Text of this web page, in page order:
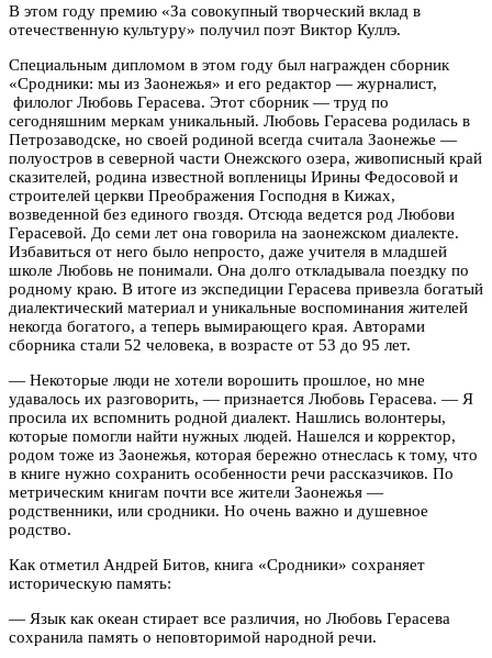
В этом году премию «За совокупный творческий вклад в
отечественную культуру» получил поэт Виктор Куллэ.
Специальным дипломом в этом году был награжден сборник
«Сродники: мы из Заонежья» и его редактор — журналист,
филолог Любовь Герасева. Этот сборник — труд по
сегодняшним меркам уникальный. Любовь Герасева родилась в
Петрозаводске, но своей родиной всегда считала Заонежье —
полуостров в северной части Онежского озера, живописный край
сказителей, родина известной вопленицы Ирины Федосовой и
строителей церкви Преображения Господня в Кижах,
возведенной без единого гвоздя. Отсюда ведется род Любови
Герасевой. До семи лет она говорила на заонежском диалекте.
Избавиться от него было непросто, даже учителя в младшей
школе Любовь не понимали. Она долго откладывала поездку по
родному краю. В итоге из экспедиции Герасева привезла богатый
диалектический материал и уникальные воспоминания жителей
некогда богатого, а теперь вымирающего края. Авторами
сборника стали 52 человека, в возрасте от 53 до 95 лет.
— Некоторые люди не хотели ворошить прошлое, но мне
удавалось их разговорить, — признается Любовь Герасева. — Я
просила их вспомнить родной диалект. Нашлись волонтеры,
которые помогли найти нужных людей. Нашелся и корректор,
родом тоже из Заонежья, которая бережно отнеслась к тому, что
в книге нужно сохранить особенности речи рассказчиков. По
метрическим книгам почти все жители Заонежья —
родственники, или сродники. Но очень важно и душевное
родство.
Как отметил Андрей Битов, книга «Сродники» сохраняет
историческую память:
— Язык как океан стирает все различия, но Любовь Герасева
сохранила память о неповторимой народной речи.